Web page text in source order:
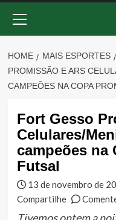
Menu
HOME MAIS ESPORTES
PROMISSÃO E ARS
CAMPEÕES NA COPA
Fort Gesso
Celulares/
campeões na
Futsal
13 de novembro de
Compartilhe